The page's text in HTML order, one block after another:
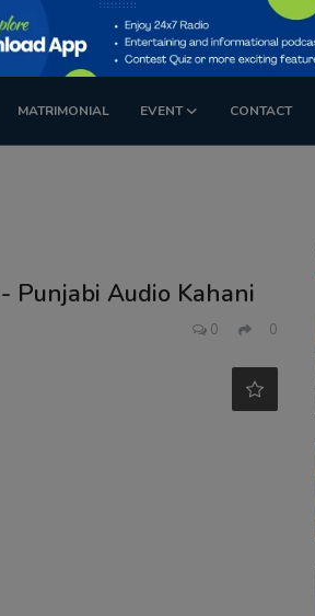
MATRIMONIAL EVENT CONTACT
Audio Kahani
0 0